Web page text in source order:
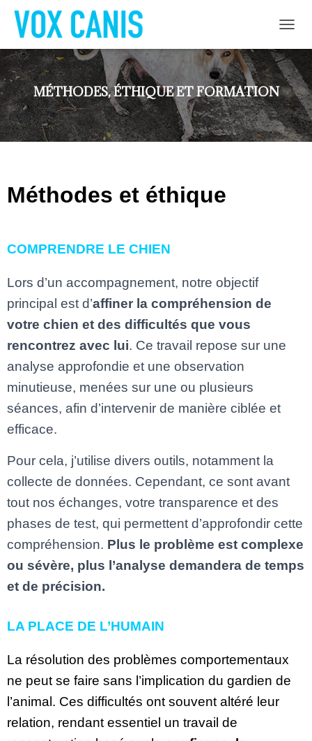
É
P
L
I
E
R
L
A
MÉTHODES, ÉTHIQUE ET FORMATION
Méthodes et éthique
COMPRENDRE LE CHIEN
Lors d’un accompagnement, notre objectif
principal est d’affiner la compréhension de
votre chien et des difficultés que vous
rencontrez avec lui. Ce travail repose sur une
analyse approfondie et une observation
minutieuse, menées sur une ou plusieurs
séances, afin d’intervenir de manière ciblée et
efficace.
Pour cela, j’utilise divers outils, notamment la
collecte de données. Cependant, ce sont avant
tout nos échanges, votre transparence et des
phases de test, qui permettent d’approfondir cette
compréhension. Plus le problème est complexe
ou sévère, plus l’analyse demandera de temps
et de précision.
LA PLACE DE L’HUMAIN
La résolution des problèmes comportementaux
ne peut se faire sans l’implication du gardien de
l’animal. Ces difficultés ont souvent altéré leur
relation, rendant essentiel un travail de